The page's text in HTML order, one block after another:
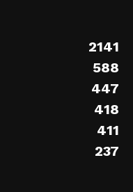
2141
588
447
418
411
237